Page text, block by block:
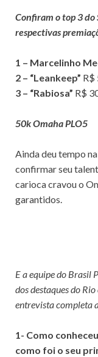
Confiram o top 3 do
respectivas
1 – Marcelinho
2 – “Leankeep” R$
3 – “Rabiosa” R$
50k Omaha PLO5
Ainda deu tempo
confirmar seu
carioca cravou o
garantidos.
E a equipe do Brasil
dos destaques do
entrevista completa
1- Como
como foi o seu